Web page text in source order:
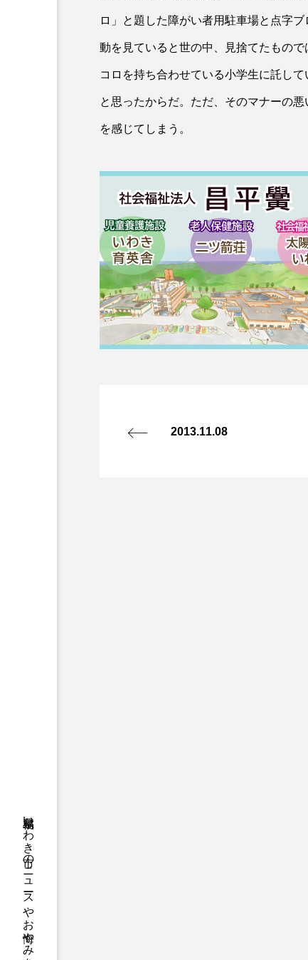
福島県いわき市のニュースやお悔やみ情報等をお届け
ロ」と題した障がい者用駐車場と点字
動を見ていると世の中、見捨てたもの
コロを持ち合わせている小学生に託し
と思ったからだ。ただ、そのマナーの
を感じてしまう。
2013.11.08